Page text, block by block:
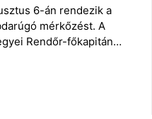
6-án rendezik a
mérkőzést. A
Rendőr-főkapitán…